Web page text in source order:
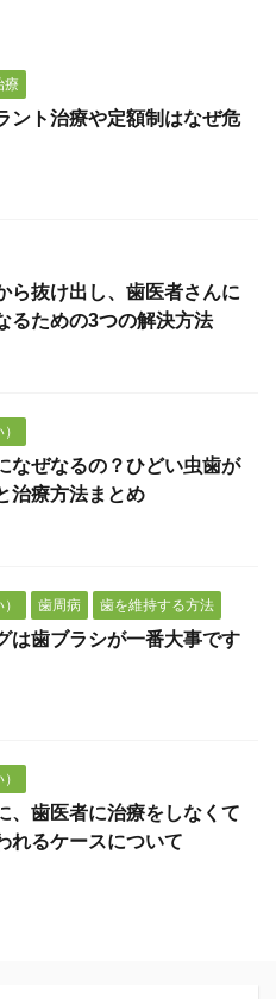
療
ント治療や定額制はなぜ危
ら抜け出し、歯医者さんに
るための3つの解決方法
なぜなるの？ひどい虫歯が
治療方法まとめ
歯周病 歯を維持する方法
は歯ブラシが一番大事です
、歯医者に治療をしなくて
れるケースについて